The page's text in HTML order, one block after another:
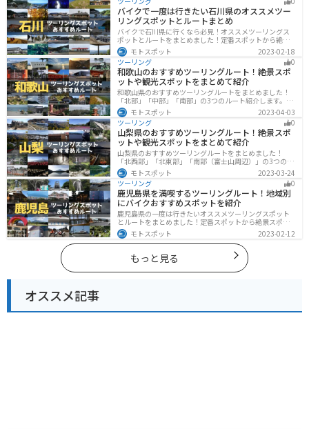
行く際は参考にしてください。
バイクで一度は行きたい石川県のオススメツー
リングスポットとルートまとめ
バイクで石川県に行くなら必見！オススメツーリングス
ポットとルートをまとめました！定番スポットから絶景
スポット、温泉、海、グルメなど様々なジャンルで楽し
めます。バイクで石川ツーリングに行こうと思っている
人は、参考にしてください。
モトスポット
2023-02-18
ツーリング
0
和歌山のおすすめツーリングルート！絶景スポ
ットや観光スポットをまとめて紹介
和歌山県のおすすめツーリングルートをまとめました！
「北部」「中部」「南部」の3つのルート紹介します。海
と山に囲まれた自然豊かなエリアが広がり、様々な楽し
み方ができます。バイクで和歌山県にツーリングに行く
際は参考にしてください。
モトスポット
2023-04-03
ツーリング
0
山梨県のおすすめツーリングルート！絶景スポ
ットや観光スポットをまとめて紹介
山梨県のおすすめツーリングルートをまとめました！
「北西部」「北東部」「南部（富士山周辺）」の3つのル
ート紹介します。富士山を中心に自然豊かな景色や食事
を楽しめるスポットが多数あります。バイクで山梨県に
ツーリングに行く際は参考にしてください。
モトスポット
2023-03-24
ツーリング
0
鹿児島県を満喫するツーリングルート！地域別
にバイクおすすめスポットを紹介
鹿児島県の一度は行きたいオススメツーリングスポット
とルートをまとめました！定番スポットから絶景スポッ
ト、温泉、山、海、グルメなど様々なジャンルで楽しめ
ます。バイクで鹿児島ツーリングに行こうと思っている
人は、参考にしてください。
モトスポット 2023-02-12
もっと見る
オススメ記事